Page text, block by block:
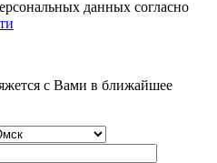
данных согласно
с Вами в ближайшее